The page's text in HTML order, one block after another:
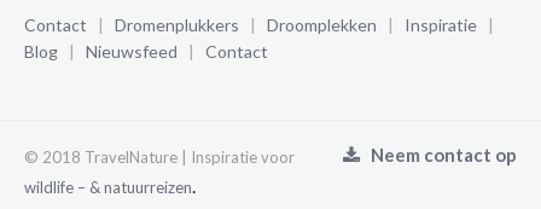
Contact | Dromenplukkers | Droomplekken | Inspiratie |
Blog | Nieuwsfeed | Contact
Neem contact op
© 2018 TravelNature | Inspiratie voor
wildlife – & natuurreizen.